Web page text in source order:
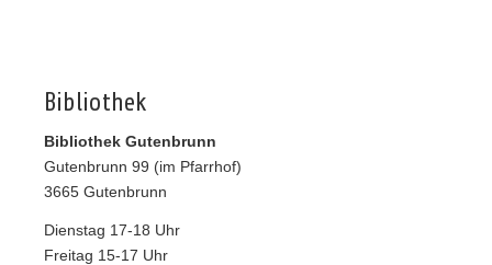
Bibliothek
Bibliothek Gutenbrunn
Gutenbrunn 99 (im Pfarrhof)
3665 Gutenbrunn
Dienstag 17-18 Uhr
Freitag 15-17 Uhr